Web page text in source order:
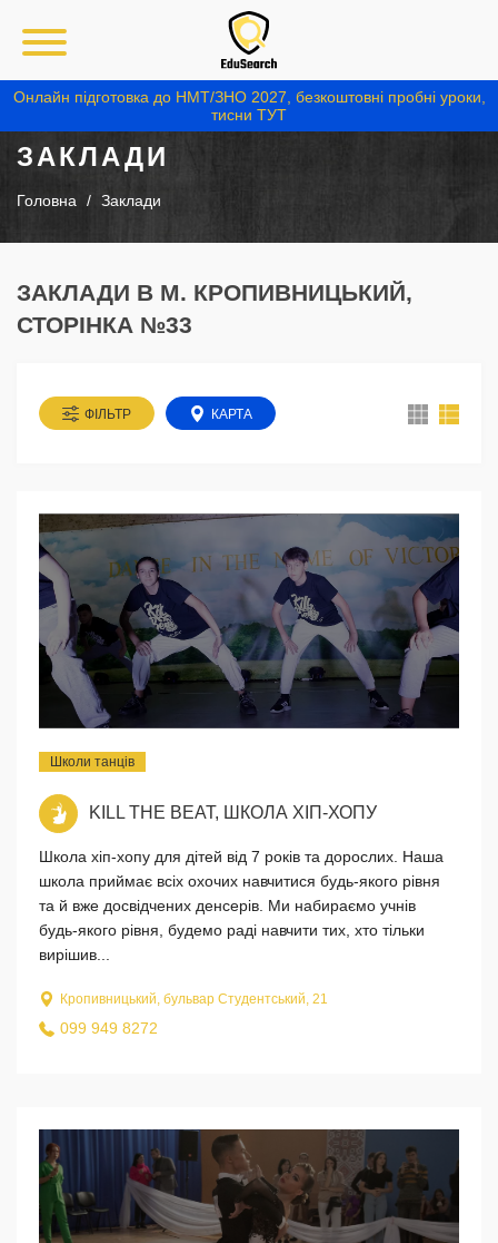
Онлайн підготовка до НМТ/ЗНО 2027, безкоштовні пробні уроки,
тисни ТУТ
ЗАКЛАДИ
Головна Заклади
ЗАКЛАДИ В М. КРОПИВНИЦЬКИЙ,
СТОРІНКА №33
ФІЛЬТР КАРТА
Школи танців
KILL THE BEAT, ШКОЛА ХІП-ХОПУ
Школа хіп-хопу для дітей від 7 років та дорослих. Наша
школа приймає всіх охочих навчитися будь-якого рівня
та й вже досвідчених денсерів. Ми набираємо учнів
будь-якого рівня, будемо раді навчити тих, хто тільки
вирішив...
Кропивницький, бульвар Студентський, 21
099 949 8272